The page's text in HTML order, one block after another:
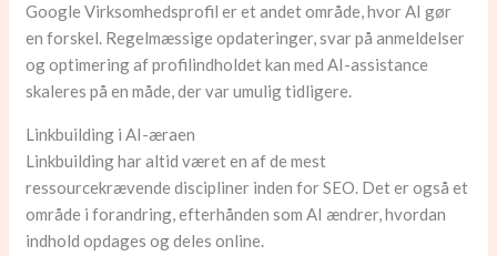
Google Virksomhedsprofil er et andet område, hvor AI gør
en forskel. Regelmæssige opdateringer, svar på anmeldelser
og optimering af profilindholdet kan med AI-assistance
skaleres på en måde, der var umulig tidligere.
Linkbuilding i AI-æraen
Linkbuilding har altid været en af de mest
ressourcekrævende discipliner inden for SEO. Det er også et
område i forandring, efterhånden som AI ændrer, hvordan
indhold opdages og deles online.